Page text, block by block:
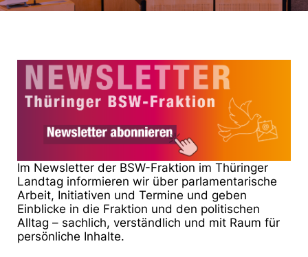
Im Newsletter der BSW-Fraktion im Thüringer
Landtag informieren wir über parlamentarische
Arbeit, Initiativen und Termine und geben
Einblicke in die Fraktion und den politischen
Alltag – sachlich, verständlich und mit Raum für
persönliche Inhalte.